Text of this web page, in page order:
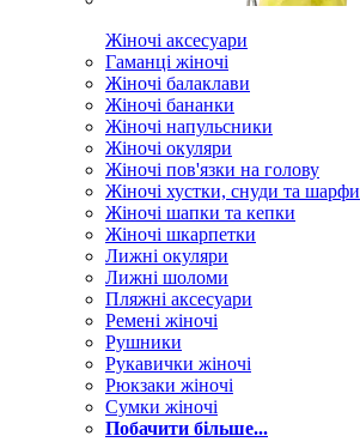
Жіночі аксесуари
Гаманці жіночі
Жіночі балаклави
Жіночі бананки
Жіночі напульсники
Жіночі окуляри
Жіночі пов'язки на голову
Жіночі хустки, снуди та шарфи
Жіночі шапки та кепки
Жіночі шкарпетки
Лижні окуляри
Лижні шоломи
Пляжні аксесуари
Ремені жіночі
Рушники
Рукавички жіночі
Рюкзаки жіночі
Сумки жіночі
Побачити більше...